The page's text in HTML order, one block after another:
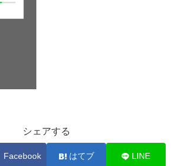
シェアする
Facebook はてブ LINE